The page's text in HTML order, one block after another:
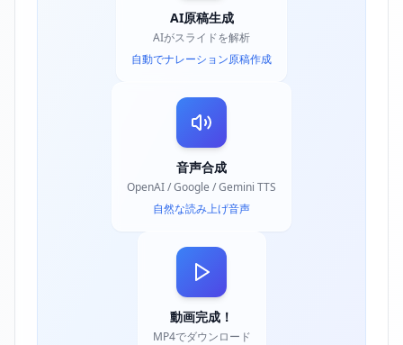
AI原稿生成
AIがスライドを解析
自動でナレーション原稿作成
音声合成
OpenAI / Google / Gemini TTS
自然な読み上げ音声
動画完成！
MP4でダウンロード